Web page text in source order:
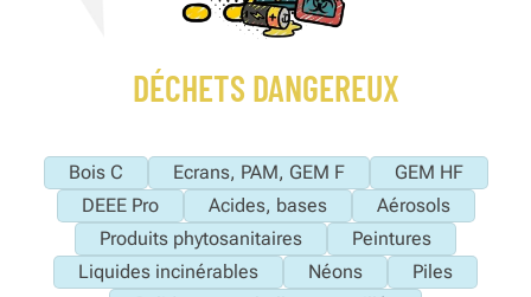
DÉCHETS DANGEREUX
Bois C Ecrans, PAM, GEM F
GEM HF
DEEE Pro
Acides, bases
Aérosols
Produits phytosanitaires
Peintures
Liquides incinérables
Néons
Piles